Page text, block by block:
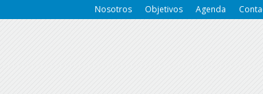
Nosotros Objetivos Agenda